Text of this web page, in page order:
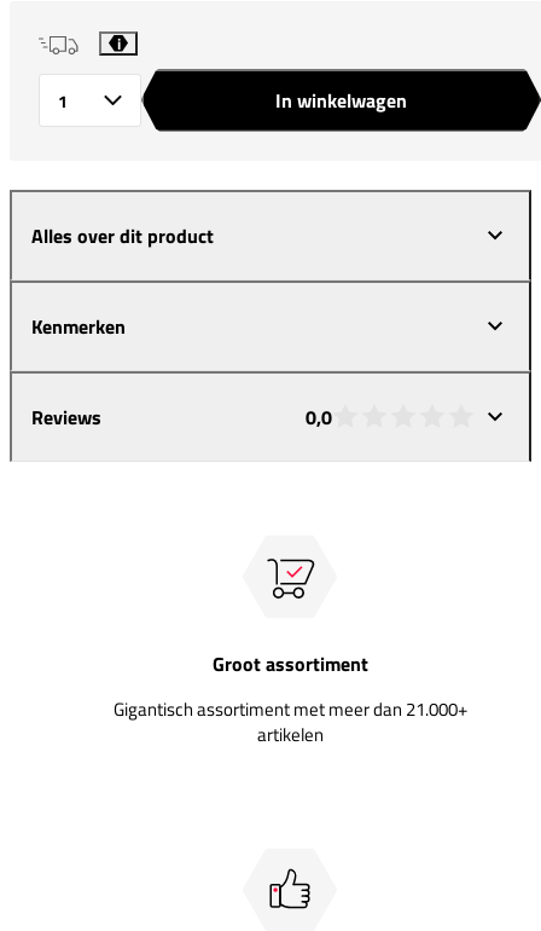
i
In winkelwagen
Alles over dit product
Kenmerken
Reviews 0,0
Groot assortiment
Gigantisch assortiment met meer dan 21.000+
artikelen